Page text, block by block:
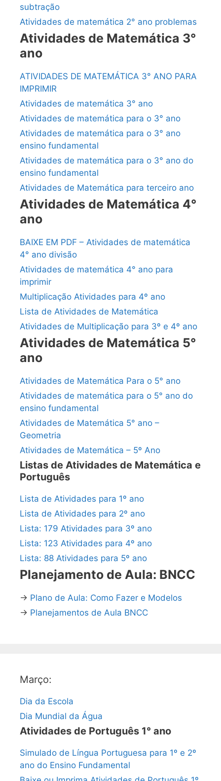
subtração
Atividades de matemática 2° ano problemas
Atividades de Matemática 3°
ano
ATIVIDADES DE MATEMÁTICA 3° ANO PARA
IMPRIMIR
Atividades de matemática 3° ano
Atividades de matemática para o 3° ano
Atividades de matemática para o 3° ano
ensino fundamental
Atividades de matemática para o 3° ano do
ensino fundamental
Atividades de Matemática para terceiro ano
Atividades de Matemática 4°
ano
BAIXE EM PDF – Atividades de matemática
4° ano divisão
Atividades de matemática 4° ano para
imprimir
Multiplicação Atividades para 4º ano
Lista de Atividades de Matemática
Atividades de Multiplicação para 3º e 4º ano
Atividades de Matemática 5°
ano
Atividades de Matemática Para o 5° ano
Atividades de matemática para o 5° ano do
ensino fundamental
Atividades de Matemática 5° ano –
Geometria
Atividades de Matemática – 5º Ano
Listas de Atividades de Matemática e
Português
Lista de Atividades para 1º ano
Lista de Atividades para 2º ano
Lista: 179 Atividades para 3º ano
Lista: 123 Atividades para 4º ano
Lista: 88 Atividades para 5º ano
Planejamento de Aula: BNCC
→ Plano de Aula: Como Fazer e Modelos
→ Planejamentos de Aula BNCC
Março:
Dia da Escola
Dia Mundial da Água
Atividades de Português 1° ano
Simulado de Língua Portuguesa para 1º e 2º
ano do Ensino Fundamental